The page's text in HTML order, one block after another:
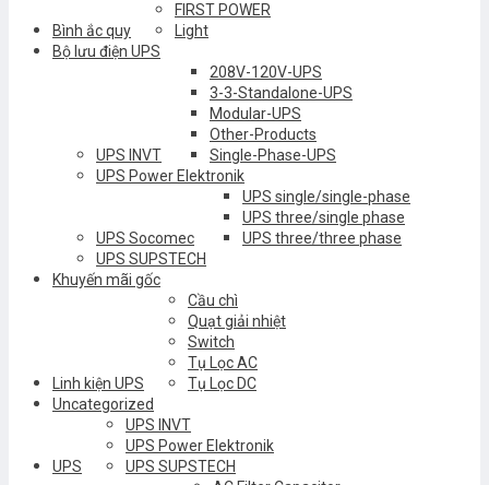
Bình ắc quy
FIRST POWER
Light
Bộ lưu điện UPS
UPS INVT
208V-120V-UPS
3-3-Standalone-UPS
Modular-UPS
Other-Products
Single-Phase-UPS
UPS Power Elektronik
UPS Socomec
UPS single/single-phase
UPS three/single phase
UPS three/three phase
UPS SUPSTECH
Khuyến mãi gốc
Linh kiện UPS
Cầu chì
Quạt giải nhiệt
Switch
Tụ Lọc AC
Tụ Lọc DC
Uncategorized
UPS
UPS INVT
UPS Power Elektronik
UPS SUPSTECH